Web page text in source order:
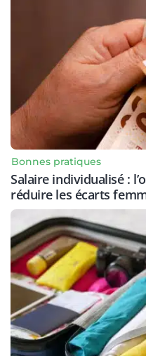
Bonnes pratiques
Salaire individualisé :
réduire les écarts